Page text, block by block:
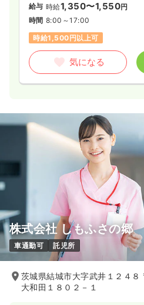
給与 時給1,350〜1,550円
時間 8:00～17:00
時給1,500円以上可
気になる
株式会社 しもふさの郷
車通勤可 託児所
茨城県結城市大字武井１２４
大和田１８０２－１